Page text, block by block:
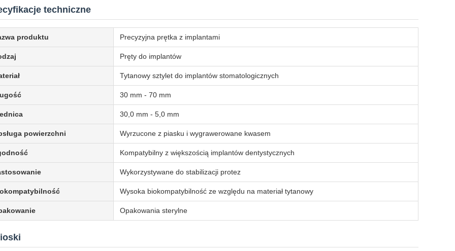
techniczne
produktu Precyzyjna prętka z implantami
Pręty do implantów
Tytanowy sztylet do implantów stomatologicznych
30 mm - 70 mm
30,0 mm - 5,0 mm
powierzchni Wyrzucone z piasku i wygrawerowane kwasem
Kompatybilny z większością implantów dentystycznych
Wykorzystywane do stabilizacji protez
Wysoka biokompatybilność ze względu na materiał tytanowy
Opakowania sterylne